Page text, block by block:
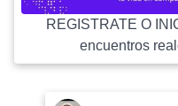
REGISTRATE O
encuentros